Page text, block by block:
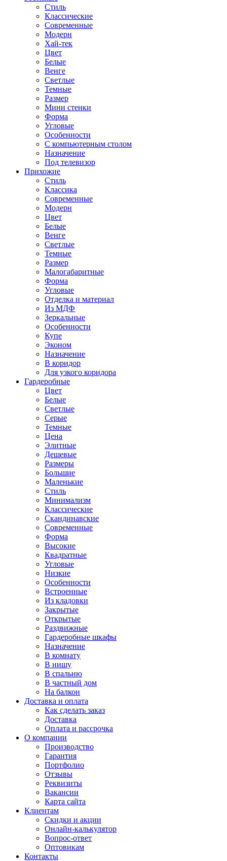
Стиль
Классические
Современные
Модерн
Хай-тек
Цвет
Белые
Венге
Светлые
Темные
Размер
Мини стенки
Форма
Угловые
Особенности
С компьютерным столом
Назначение
Под телевизор
Прихожие
Стиль
Классика
Современные
Модерн
Цвет
Белые
Венге
Светлые
Темные
Размер
Малогабаритные
Форма
Угловые
Отделка и материал
Из МДФ
Зеркальные
Особенности
Купе
Эконом
Назначение
В коридор
Для узкого коридора
Гардеробные
Цвет
Белые
Светлые
Серые
Темные
Цена
Элитные
Дешевые
Размеры
Большие
Маленькие
Стиль
Минимализм
Классические
Скандинавские
Современные
Форма
Высокие
Квадратные
Угловые
Низкие
Особенности
Встроенные
Из кладовки
Закрытые
Открытые
Раздвижные
Гардеробные шкафы
Назначение
В комнату
В нишу
В спальню
В частный дом
На балкон
Доставка и оплата
Как сделать заказ
Доставка
Оплата и рассрочка
О компании
Производство
Гарантия
Портфолио
Отзывы
Реквизиты
Вакансии
Карта сайта
Клиентам
Скидки и акции
Онлайн-калькулятор
Вопрос-ответ
Оптовикам
Контакты